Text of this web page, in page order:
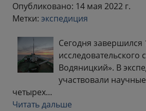
Опубликовано: 14 мая 2022 г.
Метки: экспедиция
Сегодня завершился
исследовательского
Водяницкий». В
участвовали
четырех…
Читать дальше